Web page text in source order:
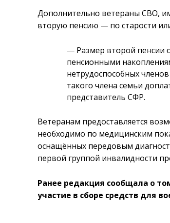
Дополнительно ветераны СВО,
вторую пенсию — по старости
— Размер второй пенсии
пенсионными
нетрудоспособных
такого члена семьи
представитель СФР.
Ветеранам предоставляется
необходимо по медицинским
оснащённых передовым
первой группой инвалидности
Ранее редакция сообщала о
участие в сборе средств для